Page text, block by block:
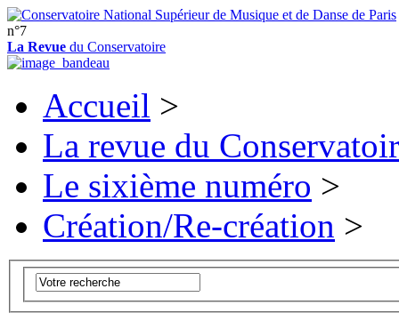
n°7
La Revue du Conservatoire
Accueil >
La revue du
Le sixième numéro >
Création/Re-création >